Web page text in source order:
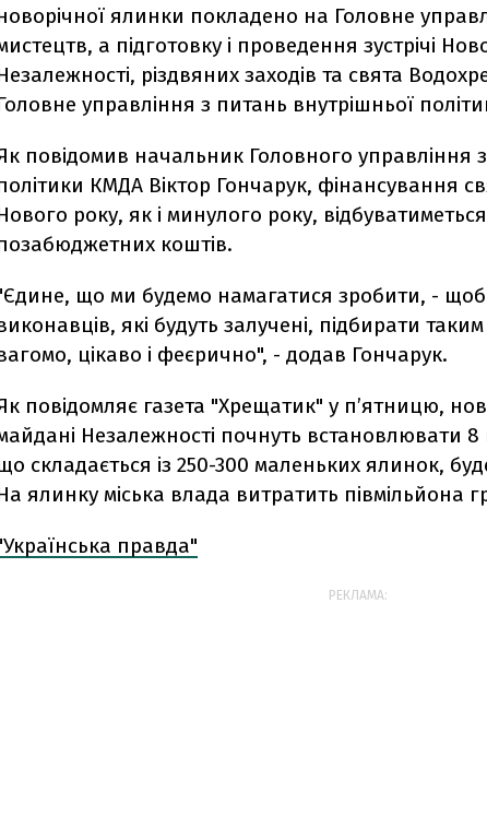
ялинки покладено на Головне
а підготовку і проведення зустрічі
різдвяних заходів та свята
управління з питань внутрішньої
повідомив начальник Головного управління
КМДА Віктор Гончарук, фінансування
року, як і минулого року,
коштів.
що ми будемо намагатися зробити, - щоб
які будуть залучені, підбирати
цікаво і феєрично", - додав Гончарук.
повідомляє газета "Хрещатик" у п’ятницю,
Незалежності почнуть встановлювати
складається із 250-300 маленьких ялинок,
ялинку міська влада витратить півмільйона
правда"
РЕКЛАМА: